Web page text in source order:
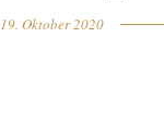
19. Oktober 2020